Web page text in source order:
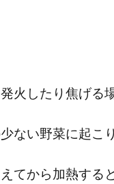
火したり焦げる
ない野菜に起こ
てから加熱する